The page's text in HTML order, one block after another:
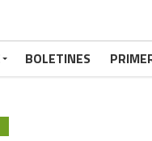
BOLETINES